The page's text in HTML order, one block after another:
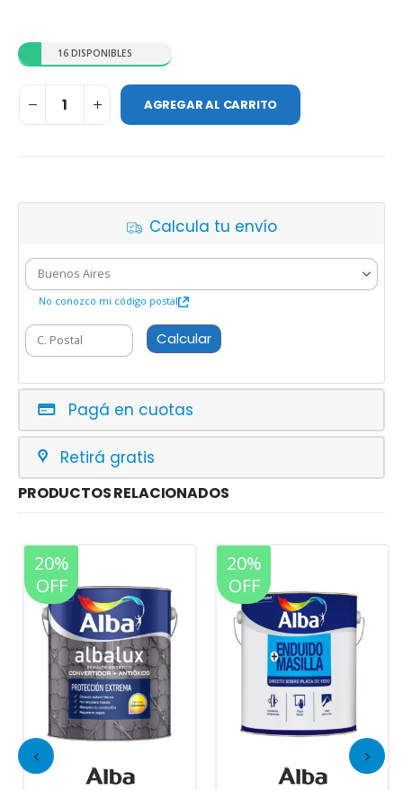
16 DISPONIBLES
AGREGAR AL CARRITO
Calcula tu envío
No conozco mi código postal
Calcular
Pagá en cuotas
Retirá gratis
PRODUCTOS RELACIONADOS
20%
OFF
20%
OFF